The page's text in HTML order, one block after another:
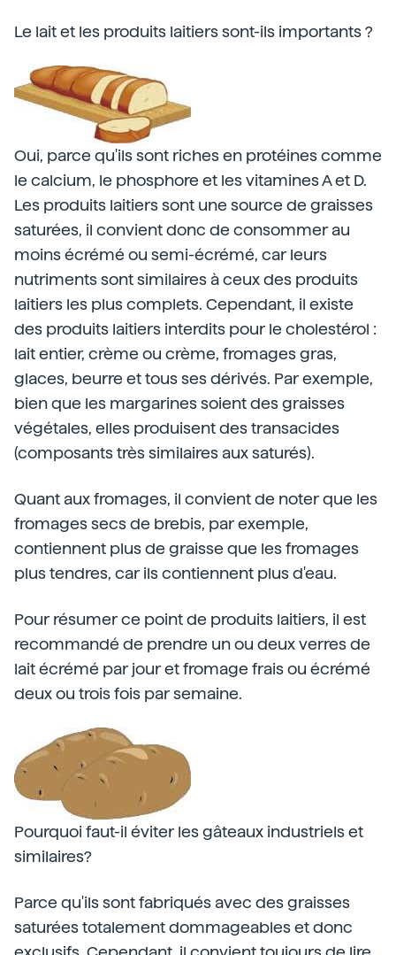
Le lait et les produits laitiers sont-ils importants ?
Oui, parce qu'ils sont riches en protéines comme
le calcium, le phosphore et les vitamines A et D.
Les produits laitiers sont une source de graisses
saturées, il convient donc de consommer au
moins écrémé ou semi-écrémé, car leurs
nutriments sont similaires à ceux des produits
laitiers les plus complets. Cependant, il existe
des produits laitiers interdits pour le cholestérol :
lait entier, crème ou crème, fromages gras,
glaces, beurre et tous ses dérivés. Par exemple,
bien que les margarines soient des graisses
végétales, elles produisent des transacides
(composants très similaires aux saturés).
Quant aux fromages, il convient de noter que les
fromages secs de brebis, par exemple,
contiennent plus de graisse que les fromages
plus tendres, car ils contiennent plus d'eau.
Pour résumer ce point de produits laitiers, il est
recommandé de prendre un ou deux verres de
lait écrémé par jour et fromage frais ou écrémé
deux ou trois fois par semaine.
Pourquoi faut-il éviter les gâteaux industriels et
similaires?
Parce qu'ils sont fabriqués avec des graisses
saturées totalement dommageables et donc